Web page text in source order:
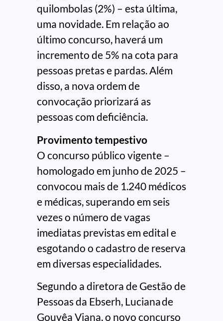
quilombolas (2%) – esta última,
uma novidade. Em relação ao
último concurso, haverá um
incremento de 5% na cota para
pessoas pretas e pardas. Além
disso, a nova ordem de
convocação priorizará as
pessoas com deficiência.
Provimento tempestivo
O concurso público vigente –
homologado em junho de 2025 –
convocou mais de 1.240 médicos
e médicas, superando em seis
vezes o número de vagas
imediatas previstas em edital e
esgotando o cadastro de reserva
em diversas especialidades.
Segundo a diretora de Gestão de
Pessoas da Ebserh, Luciana de
Gouvêa Viana, o novo concurso